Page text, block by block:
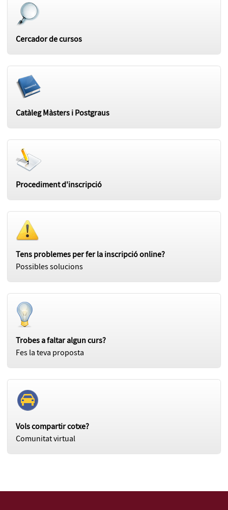
Cercador de cursos
Catàleg Màsters i Postgraus
Procediment d'inscripció
Tens problemes per fer la inscripció online?
Possibles solucions
Trobes a faltar algun curs?
Fes la teva proposta
Vols compartir cotxe?
Comunitat virtual